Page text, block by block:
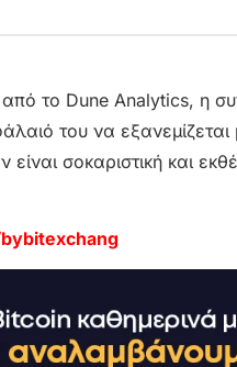
το Dune Analytics, η
του να
σοκαριστική και